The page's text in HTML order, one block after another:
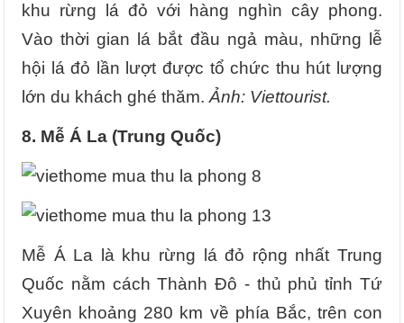
khu rừng lá đỏ với hàng nghìn cây phong.
Vào thời gian lá bắt đầu ngả màu, những lễ
hội lá đỏ lần lượt được tổ chức thu hút lượng
lớn du khách ghé thăm.Ảnh: Viettourist.
8. Mễ Á La (Trung Quốc)
Mễ Á La là khu rừng lá đỏ rộng nhất Trung
Quốc nằm cách Thành Đô - thủ phủ tỉnh Tứ
Xuyên khoảng 280 km về phía Bắc, trên con